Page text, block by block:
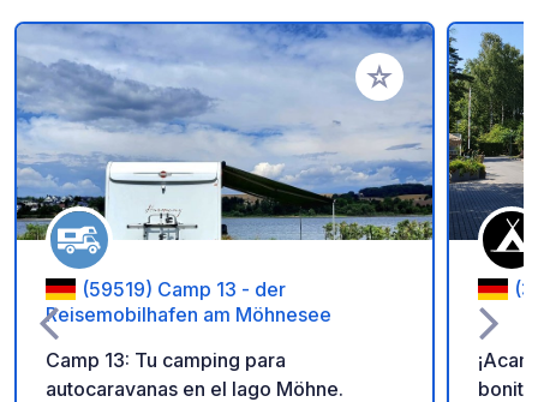
Añadir a tus
(59519) Camp 13 - der
Reisemobilhafen am Möhnesee
Camp 13: Tu camping para
autocaravanas en el lago Möhne.